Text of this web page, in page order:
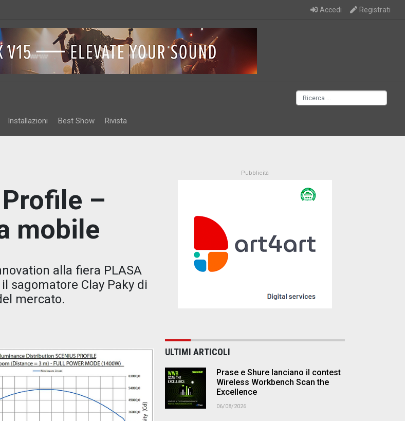
Accedi Registrati
Installazioni Best Show Rivista
–
mobile
alla fiera PLASA
sagomatore Clay Paky di
mercato.
ULTIMI ARTICOLI
Prase e Shure lanciano il contest
Wireless Workbench Scan the
Excellence
06/08/2026